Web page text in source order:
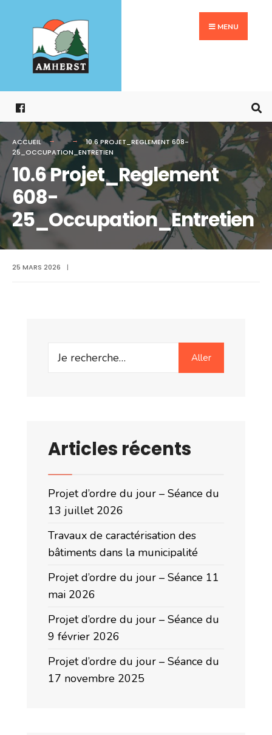
contenu
MENU
ACCUEIL
10.6 PROJET_REGLEMENT 608-
25_OCCUPATION_ENTRETIEN
10.6 Projet_Reglement
608-
25_Occupation_Entretien
25 MARS 2026 |
Search
Aller
Articles récents
Projet d’ordre du jour – Séance du
13 juillet 2026
Travaux de caractérisation des
bâtiments dans la municipalité
Projet d’ordre du jour – Séance 11
mai 2026
Projet d’ordre du jour – Séance du
9 février 2026
Projet d’ordre du jour – Séance du
17 novembre 2025
for: